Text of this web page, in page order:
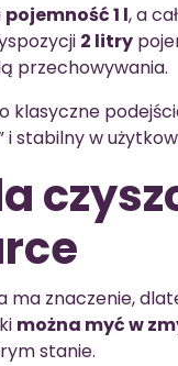
pojemność 1 l, a
2 litry
przechowywania.
klasyczne
i stabilny w
ma znaczenie,
można myć w
stanie.